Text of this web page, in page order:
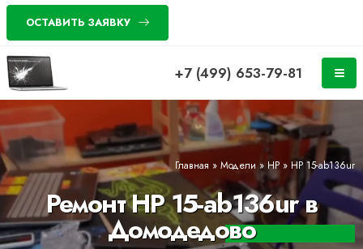
ОСТАВИТЬ ЗАЯВКУ
+7 (499) 653-79-81
Главная » Модели» HP » HP 15-ab136ur
Ремонт HP 15-ab136ur в
Домодедово